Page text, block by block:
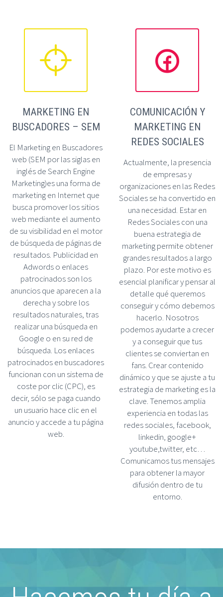


MARKETING EN
BUSCADORES – SEM
El Marketing en Buscadores
web (SEM por las siglas en
inglés de Search Engine
Marketing)es una forma de
marketing en Internet que
busca promover los sitios
web mediante el aumento
de su visibilidad en el motor
de búsqueda de páginas de
resultados. Publicidad en
Adwords o enlaces
patrocinados son los
anuncios que aparecen a la
derecha y sobre los
resultados naturales, tras
realizar una búsqueda en
Google o en su red de
búsqueda. Los enlaces
patrocinados en buscadores
funcionan con un sistema de
coste por clic (CPC), es
decir, sólo se paga cuando
un usuario hace clic en el
anuncio y accede a tu página
web.


COMUNICACIÓN Y
MARKETING EN
REDES SOCIALES
Actualmente, la presencia
de empresas y
organizaciones en las Redes
Sociales se ha convertido en
una necesidad. Estar en
Redes Sociales con una
buena estrategia de
marketing permite obtener
grandes resultados a largo
plazo. Por este motivo es
esencial planificar y pensar al
detalle qué queremos
conseguir y cómo debemos
hacerlo. Nosotros
podemos ayudarte a crecer
y a conseguir que tus
clientes se conviertan en
fans. Crear contenido
dinámico y que se ajuste a tu
estrategia de marketing es la
clave. Tenemos amplia
experiencia en todas las
redes sociales, facebook,
linkedin, google+
youtube,twitter, etc…
Comunicamos tus mensajes
para obtener la mayor
difusión dentro de tu
entorno.